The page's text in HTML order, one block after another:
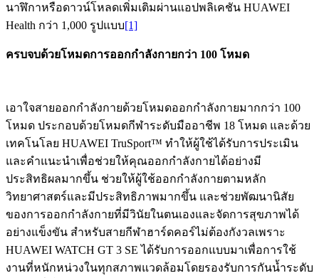
นาฬิกาหรือดาวน์โหลดเพิ่มเติมผ่านแอปพลิเคชัน HUAWEI
Health กว่า 1,000 รูปแบบ[1]
ครบจบด้วยโหมดการออกกำลังกายกว่า 100 โหมด
เอาใจสายออกกำลังกายด้วยโหมดออกกำลังกายมากกว่า 100
โหมด ประกอบด้วยโหมดกีฬาระดับมืออาชีพ 18 โหมด และด้วย
เทคโนโลย HUAWEI TruSport™ ทำให้ผู้ใช้ได้รับการประเมิน
และคำแนะนำเพื่อช่วยให้คุณออกกำลังกายได้อย่างมี
ประสิทธิผลมากขึ้น ช่วยให้ผู้ใช้ออกกำลังกายตามหลัก
วิทยาศาสตร์และมีประสิทธิภาพมากขึ้น และช่วยพัฒนานิสัย
ของการออกกำลังกายที่มีวินัยในตนเองและจัดการสุขภาพได้
อย่างแข็งขัน สำหรับสายกีฬาฮาร์ดคอร์ไม่ต้องกังวลเพราะ
HUAWEI WATCH GT 3 SE ได้รับการออกแบบมาเพื่อการใช้
งานที่หนักหน่วงในทุกสภาพแวดล้อมโดยรองรับการกันน้ำระดับ